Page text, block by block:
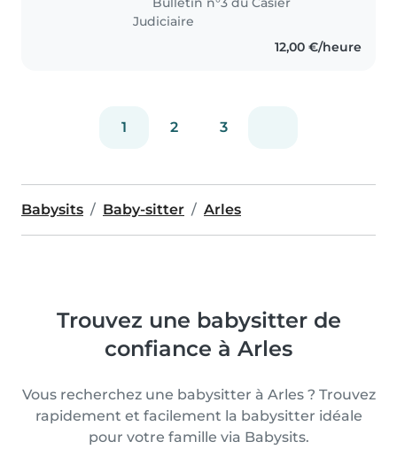
autres et de veiller à leur
sécurité..
Judiciaire
12,00 €/heure
1 2 3
Babysits Baby-sitter Arles
Trouvez une babysitter de
confiance à Arles
Vous recherchez une babysitter à Arles ? Trouvez
rapidement et facilement la babysitter idéale
pour votre famille via Babysits.